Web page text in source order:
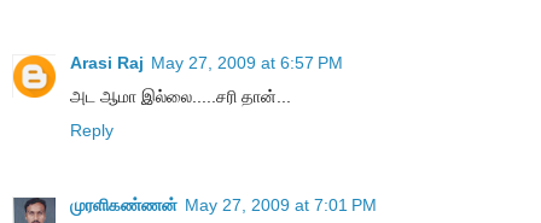
Arasi Raj May 27, 2009 at 6:57 PM
அட ஆமா இல்லை.....சரி தான்...
Reply
முரளிகண்ணன் May 27, 2009 at 7:01 PM